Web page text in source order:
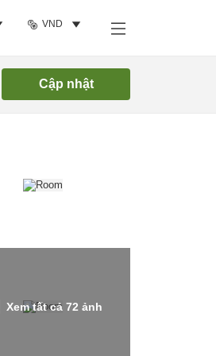
VND
Cập nhật
Xem tất cả72 ảnh
Tìm phòng trống